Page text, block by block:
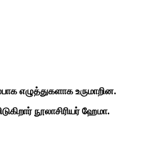
எழுத்துகளாக உருமாறின.
நூலாசிரியர் ஹேமா.